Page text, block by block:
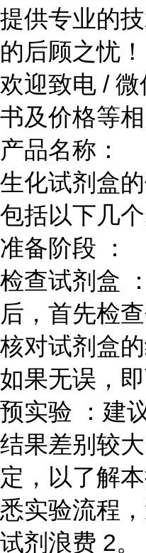
提供专业的
的后顾之忧！
欢迎致电 /
书及价格等
产品名称：
生化试剂盒
包括以下几个
准备阶段 ：
检查试剂盒
后，首先检
核对试剂盒
如果无误，
预实验 ：建
结果差别较
定，以了解
悉实验流程
试剂浪费 2。